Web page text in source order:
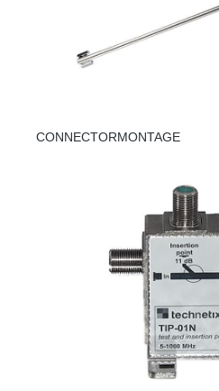
CONNECTORMONTAGE